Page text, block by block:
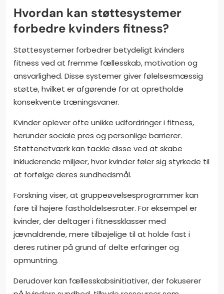
Hvordan kan støttesystemer
forbedre kvinders fitness?
Støttesystemer forbedrer betydeligt kvinders
fitness ved at fremme fællesskab, motivation og
ansvarlighed. Disse systemer giver følelsesmæssig
støtte, hvilket er afgørende for at opretholde
konsekvente træningsvaner.
Kvinder oplever ofte unikke udfordringer i fitness,
herunder sociale pres og personlige barrierer.
Støttenetværk kan tackle disse ved at skabe
inkluderende miljøer, hvor kvinder føler sig styrkede til
at forfølge deres sundhedsmål.
Forskning viser, at gruppeøvelsesprogrammer kan
føre til højere fastholdelsesrater. For eksempel er
kvinder, der deltager i fitnessklasser med
jævnaldrende, mere tilbøjelige til at holde fast i
deres rutiner på grund af delte erfaringer og
opmuntring.
Derudover kan fællesskabsinitiativer, der fokuserer